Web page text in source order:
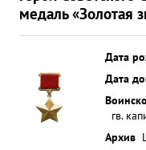
медаль «Золотая
Дата
Дата
гв.
Архив